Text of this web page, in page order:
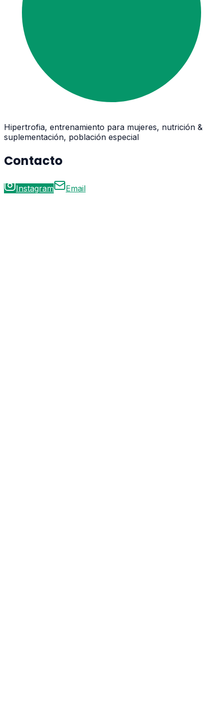
Hipertrofia, entrenamiento para mujeres, nutrición &
suplementación, población especial
Contacto
Instagram Email